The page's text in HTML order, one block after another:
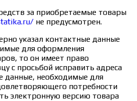
за приобретаемые товары
не предусмотрен.
указал контактные данные
для оформления
то он имеет право
с просьбой исправить адреса
данные, необходимые для
потребности
электронную версию товара